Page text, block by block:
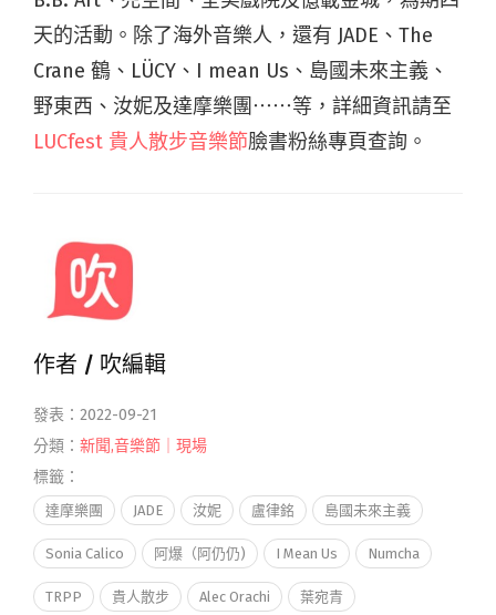
天的活動。除了海外音樂人，還有 JADE、The
Crane 鶴、LÜCY、I mean Us、島國未來主義、
野東西、汝妮及達摩樂團⋯⋯等，詳細資訊請至
LUCfest 貴人散步音樂節臉書粉絲專頁查詢。
作者 / 吹編輯
發表：2022-09-21
分類： 新聞,音樂節｜現場
標籤：
達摩樂團 JADE 汝妮 盧律銘 島國未來主義
Sonia Calico 阿爆（阿仍仍) I Mean Us Numcha
TRPP 貴人散步 Alec Orachi 葉宛青